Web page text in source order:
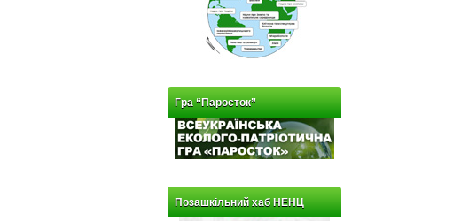
Гра “Паросток”
Позашкільний хаб НЕНЦ